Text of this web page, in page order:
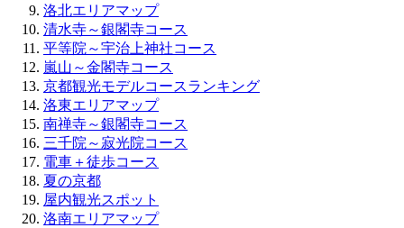
洛北エリアマップ
清水寺～銀閣寺コース
平等院～宇治上神社コース
嵐山～金閣寺コース
京都観光モデルコースランキング
洛東エリアマップ
南禅寺～銀閣寺コース
三千院～寂光院コース
電車＋徒歩コース
夏の京都
屋内観光スポット
洛南エリアマップ